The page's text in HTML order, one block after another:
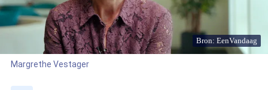
Bron: EenVandaag
Margrethe Vestager